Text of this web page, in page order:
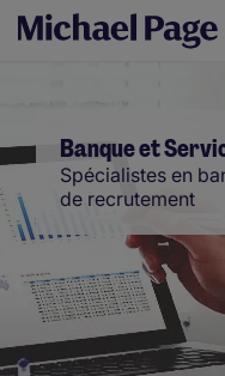
Banque et
Spécialistes en
de recrutement